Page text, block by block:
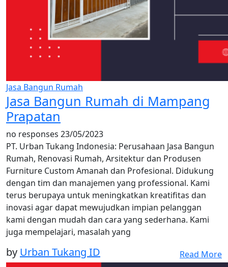
Jasa Bangun Rumah
Jasa Bangun Rumah di Mampang
Prapatan
no responses 23/05/2023
PT. Urban Tukang Indonesia: Perusahaan Jasa Bangun
Rumah, Renovasi Rumah, Arsitektur dan Produsen
Furniture Custom Amanah dan Profesional. Didukung
dengan tim dan manajemen yang professional. Kami
terus berupaya untuk meningkatkan kreatifitas dan
inovasi agar dapat mewujudkan impian pelanggan
kami dengan mudah dan cara yang sederhana. Kami
juga mempelajari, masalah yang
by Urban Tukang ID Read More